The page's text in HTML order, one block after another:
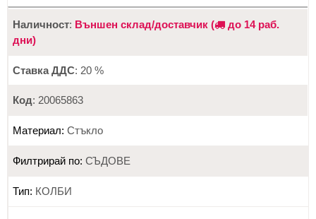
Наличност: Външен склад/доставчик (
до 14 раб.
дни)
Ставка ДДС: 20 %
Код: 20065863
Материал: Стъкло
Филтрирай по: СЪДОВЕ
Тип: КОЛБИ